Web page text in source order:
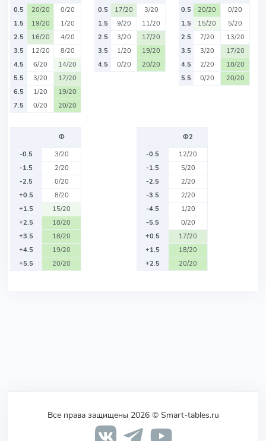
0.5
20/20
0/20
1.5
19/20
1/20
2.5
16/20
4/20
3.5
12/20
8/20
4.5
6/20
14/20
5.5
3/20
17/20
6.5
1/20
19/20
7.5
0/20 20/20
0.5
17/20
3/20
1.5
9/20
11/20
2.5
3/20
17/20
3.5
1/20
19/20
4.5
0/20 20/20
0.5
20/20
0/20
1.5
15/20
5/20
2.5
7/20
13/20
3.5
3/20
17/20
4.5
2/20
18/20
5.5
0/20 20/20
Ф
-0.5
3/20
-1.5
2/20
-2.5
0/20
+0.5
8/20
+1.5
15/20
+2.5
18/20
+3.5
18/20
+4.5
19/20
+5.5
20/20
Ф2
-0.5
12/20
-1.5
5/20
-2.5
2/20
-3.5
2/20
-4.5
1/20
-5.5
0/20
+0.5
17/20
+1.5
18/20
+2.5
20/20
Все права защищены 2026 © Smart-tables.ru